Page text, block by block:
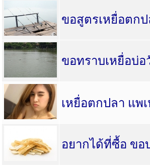
ขอสูตรเหยื่อตก
ขอทราบเหยื่อบ่
เหยื่อตกปลา แพ
อยากได้ที่ซื้อ ข